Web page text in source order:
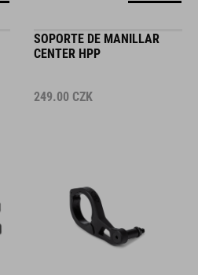
SOPORTE DE MANILLAR
CENTER HPP
249.00 CZK